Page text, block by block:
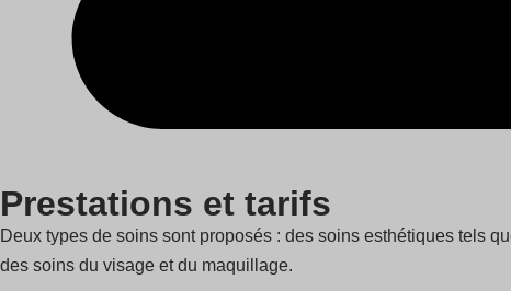
Prestations et tarifs
Deux types de soins sont proposés : des soins esthétiques tels
des soins du visage et du maquillage.